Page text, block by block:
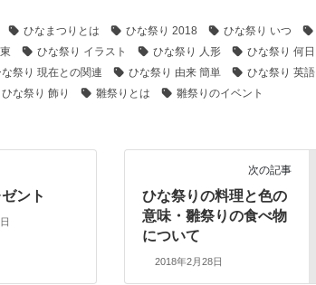
ひなまつりとは ひな祭り 2018 ひな祭り いつ
ひな祭り イラスト ひな祭り 人形 ひな祭り 何日
祭り 現在との関連 ひな祭り 由来 簡単 ひな祭り 英語
ひな祭り 飾り 雛祭りとは 雛祭りのイベント
ント
次の記事
ひな祭りの料理と色の
意味・雛祭りの食べ物
について
2018年2月28日